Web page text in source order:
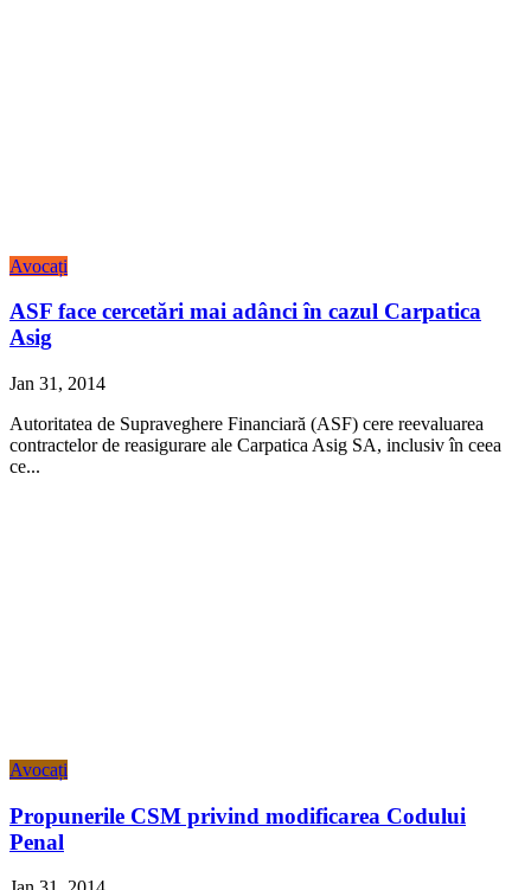
Avocați
ASF face cercetări mai adânci în cazul Carpatica
Asig
Jan 31, 2014
Autoritatea de Supraveghere Financiară (ASF) cere reevaluarea
contractelor de reasigurare ale Carpatica Asig SA, inclusiv în ceea
ce...
Avocați
Propunerile CSM privind modificarea Codului
Penal